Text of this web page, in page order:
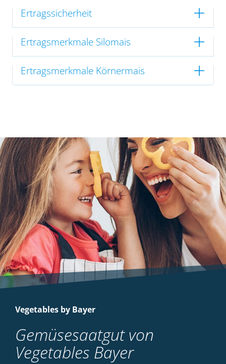
Ertragssicherheit
Ertragsmerkmale Silomais
Ertragsmerkmale Körnermais
Vegetables by Bayer
Gemüsesaatgut von
Vegetables Bayer